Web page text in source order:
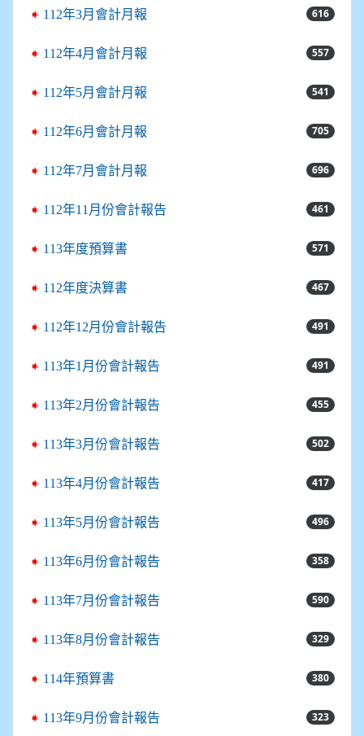
➧ 112年3月會計月報 616
➧ 112年4月會計月報 557
➧ 112年5月會計月報 541
➧ 112年6月會計月報 705
➧ 112年7月會計月報 696
➧ 112年11月份會計報告 461
➧ 113年度預算書 571
➧ 112年度決算書 467
➧ 112年12月份會計報告 491
➧ 113年1月份會計報告 491
➧ 113年2月份會計報告 455
➧ 113年3月份會計報告 502
➧ 113年4月份會計報告 417
➧ 113年5月份會計報告 496
➧ 113年6月份會計報告 358
➧ 113年7月份會計報告 590
➧ 113年8月份會計報告 329
➧ 114年預算書 380
➧ 113年9月份會計報告 323